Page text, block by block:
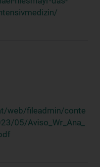
web/fileadmin/conte
05/Aviso_Wr_Ana_